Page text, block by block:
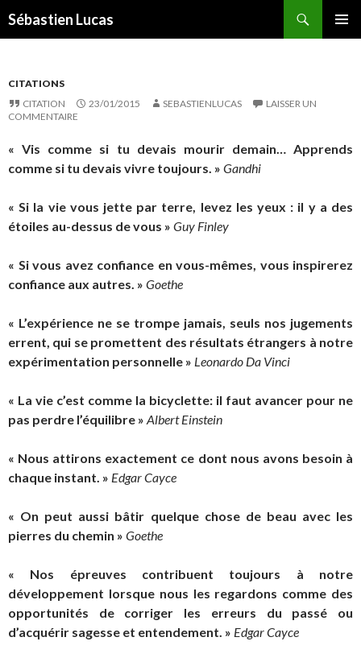
Sébastien Lucas
CITATIONS
CITATION
23/01/2015 SEBASTIENLUCAS
LAISSER UN
COMMENTAIRE
« Vis comme si tu devais mourir demain… Apprends
comme si tu devais vivre toujours. » Gandhi
« Si la vie vous jette par terre, levez les yeux : il y a des
étoiles au-dessus de vous » Guy Finley
« Si vous avez confiance en vous-mêmes, vous inspirerez
confiance aux autres. » Goethe
« L’expérience ne se trompe jamais, seuls nos jugements
errent, qui se promettent des résultats étrangers à notre
expérimentation personnelle » Leonardo Da Vinci
« La vie c’est comme la bicyclette: il faut avancer pour ne
pas perdre l’équilibre » Albert Einstein
« Nous attirons exactement ce dont nous avons besoin à
chaque instant. » Edgar Cayce
« On peut aussi bâtir quelque chose de beau avec les
pierres du chemin » Goethe
« Nos épreuves contribuent toujours à notre
développement lorsque nous les regardons comme des
opportunités de corriger les erreurs du passé ou
d’acquérir sagesse et entendement. » Edgar Cayce